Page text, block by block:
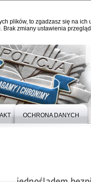
plików, to zgadzasz się na ich
zmiany ustawienia
OCHRONA DANYCH